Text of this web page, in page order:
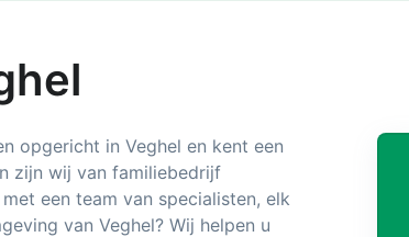
opgericht in Veghel en kent een
zijn wij van familiebedrijf
een team van specialisten, elk
van Veghel? Wij helpen u